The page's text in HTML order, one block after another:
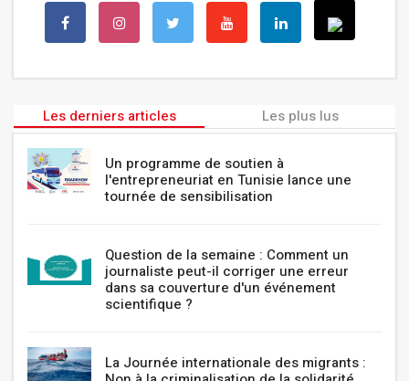
Les derniers articles Les plus lus
Un programme de soutien à
l'entrepreneuriat en Tunisie lance une
tournée de sensibilisation
Question de la semaine : Comment un
journaliste peut-il corriger une erreur
dans sa couverture d'un événement
scientifique ?
La Journée internationale des migrants :